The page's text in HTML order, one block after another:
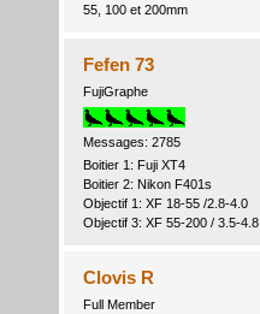
55, 100 et 200mm
Fefen 73
FujiGraphe
Messages: 2785
Boitier 1: Fuji XT4
Boitier 2: Nikon F401s
Objectif 1: XF 18-55 /2.8-4.0
Objectif 3: XF 55-200 / 3.5-4.8
Clovis R
Full Member